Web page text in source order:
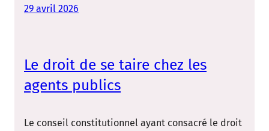
29 avril 2026
Le droit de se taire chez les
agents publics
Le conseil constitutionnel ayant consacré le droit